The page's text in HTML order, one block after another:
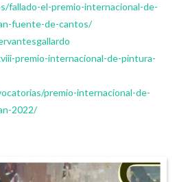
fallado-el-premio-internacional-de-
fuente-de-cantos/
premio-internacional-de-pintura-
premio-internacional-de-
2022/